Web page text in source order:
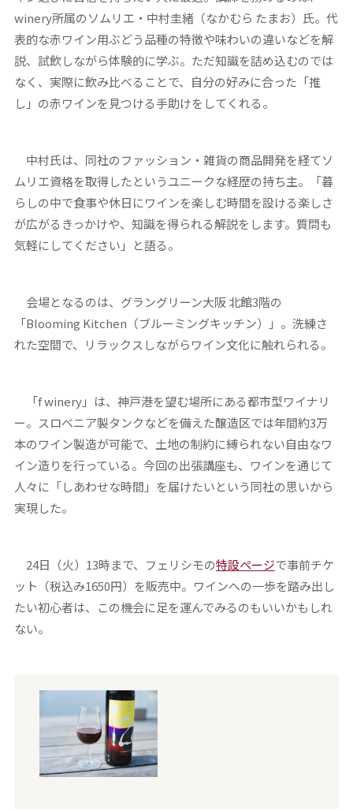
winery所属のソムリエ・中村圭緒（なかむら たまお）氏。代
表的な赤ワイン用ぶどう品種の特徴や味わいの違いなどを解
説、試飲しながら体験的に学ぶ。ただ知識を詰め込むのでは
なく、実際に飲み比べることで、自分の好みに合った「推
し」の赤ワインを見つける手助けをしてくれる。
中村氏は、同社のファッション・雑貨の商品開発を経てソ
ムリエ資格を取得したというユニークな経歴の持ち主。「暮
らしの中で食事や休日にワインを楽しむ時間を設ける楽しさ
が広がるきっかけや、知識を得られる解説をします。質問も
気軽にしてください」と語る。
会場となるのは、グラングリーン大阪 北館3階の
「Blooming Kitchen（ブルーミングキッチン）」。洗練さ
れた空間で、リラックスしながらワイン文化に触れられる。
「f winery」は、神戸港を望む場所にある都市型ワイナリ
ー。スロベニア製タンクなどを備えた醸造区では年間約3万
本のワイン製造が可能で、土地の制約に縛られない自由なワ
イン造りを行っている。今回の出張講座も、ワインを通じて
人々に「しあわせな時間」を届けたいという同社の思いから
実現した。
24日（火）13時まで、フェリシモの特設ページで事前チケ
ット（税込み1650円）を販売中。ワインへの一歩を踏み出し
たい初心者は、この機会に足を運んでみるのもいいかもしれ
ない。